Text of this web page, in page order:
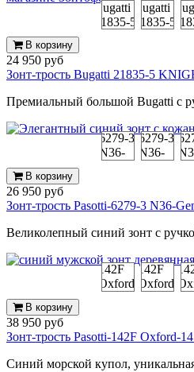
В корзину
24 950 руб
Зонт-трость Bugatti 21835-5
Премиальный большой Bugatti с
В корзину
26 950 руб
Зонт-трость Pasotti-6279-3 N36-
Великолепный синий зонт с
В корзину
38 950 руб
Зонт-трость Pasotti-142F Oxford-
Синий морской купол,